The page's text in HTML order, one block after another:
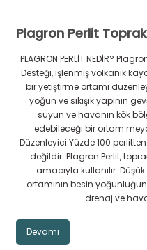
PLAGRON PERLİT NEDİR?
Desteği, işlenmiş volkanik
bir yetiştirme ortamı
yoğun ve sıkışık yapının
suyun ve havanın kök
edebileceği bir ortam
Düzenleyici Yüzde 100
değildir. Plagron Perlit,
amacıyla kullanılır.
ortamının besin
drenaj ve
Devamı